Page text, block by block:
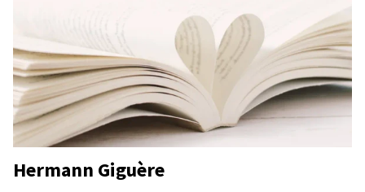
Hermann Giguère